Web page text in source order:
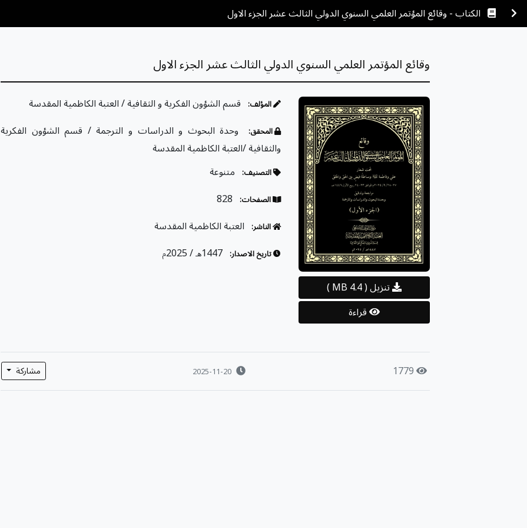
الكتاب - وقائع المؤتمر العلمي السنوي الدولي الثالث عشر الجزء الاول
وقائع المؤتمر العلمي السنوي الدولي الثالث عشر الجزء الاول
تنزيل( 4.4 MB )
قراءة
المؤلف: قسم الشؤون الفكرية و الثقافية / العتبة الكاظمية المقدسة
المحقق:
وحدة البحوث و الدراسات و الترجمة / قسم الشؤون الفكرية
والثقافية /العتبة الكاظمية المقدسة
التصنيف: متنوعة
الصفحات: 828
الناشر: العتبة الكاظمية المقدسة
تاريخ الاصدار: 1447هـ/ 2025 م
1779
2025-11-20 مشاركة